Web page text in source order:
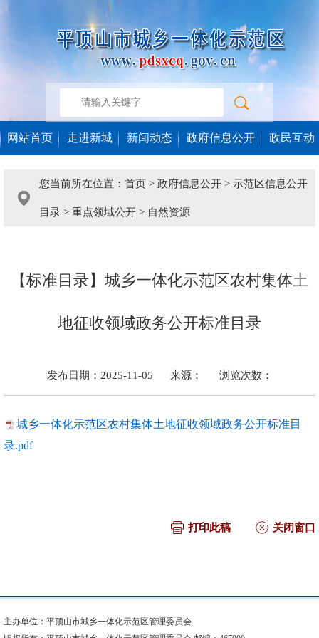
网站首页 走进新城 新闻动态 政府信息公开 政民互动
您当前所在位置： 首页 > 政府信息公开 > 示范区信息公开
目录 > 重点领域公开 > 自然资源
【标准目录】城乡一体化示范区农村集体土
地征收领域政务公开标准目录
发布日期：2025-11-05 来源： 浏览次数：
城乡一体化示范区农村集体土地征收领域政务公开标准目
录.pdf
打印此稿 关闭窗口
主办单位：平顶山市城乡一体化示范区管理委员会